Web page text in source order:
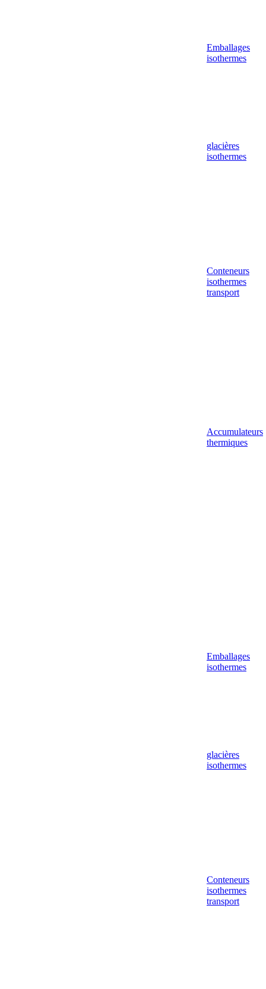
Emballages
isothermes
glacières
isothermes
Conteneurs
isothermes
transport
Accumulateurs
thermiques
Emballages
isothermes
glacières
isothermes
Conteneurs
isothermes
transport